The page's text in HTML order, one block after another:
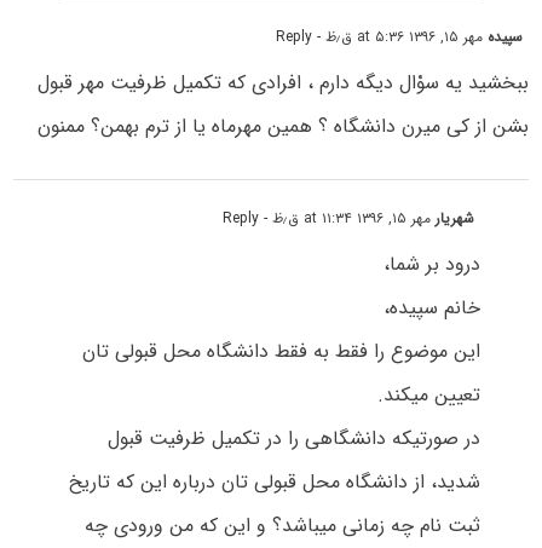
سپیده مهر ۱۵, ۱۳۹۶ at ۵:۳۶ ق٫ظ - Reply
ببخشید یه سوْال دیگه دارم ، افرادی که تکمیل ظرفیت مهر قبول
بشن از کی میرن دانشگاه ؟ همین مهرماه یا از ترم بهمن؟ ممنون
شهریارمهر ۱۵, ۱۳۹۶ at ۱۱:۳۴ ق٫ظ - Reply
درود بر شما،
خانم سپیده،
این موضوع را فقط به فقط دانشگاه محل قبولی تان
تعیین میکند.
در صورتیکه دانشگاهی را در تکمیل ظرفیت قبول
شدید، از دانشگاه محل قبولی تان درباره این که تاریخ
ثبت نام چه زمانی میباشد؟ و این که من ورودی چه